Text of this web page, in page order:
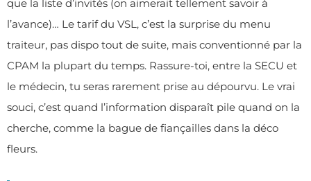
que la liste d’invités (on aimerait tellement savoir à
l’avance)… Le tarif du VSL, c’est la surprise du menu
traiteur, pas dispo tout de suite, mais conventionné par la
CPAM la plupart du temps. Rassure-toi, entre la SECU et
le médecin, tu seras rarement prise au dépourvu. Le vrai
souci, c’est quand l’information disparaît pile quand on la
cherche, comme la bague de fiançailles dans la déco
fleurs.